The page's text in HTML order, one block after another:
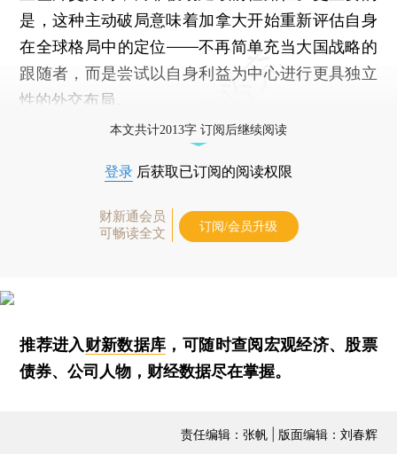
是，这种主动破局意味着加拿大开始重新评估自身
在全球格局中的定位——不再简单充当大国战略的
跟随者，而是尝试以自身利益为中心进行更具独立
性的外交布局。
本文共计2013字 订阅后继续阅读
登录 后获取已订阅的阅读权限
财新通会员
可畅读全文
订阅/会员升级
推荐进入财新数据库 ，可随时查阅宏观经济、股票
债券、公司人物，财经数据尽在掌握。
责任编辑：张帆 | 版面编辑：刘春辉